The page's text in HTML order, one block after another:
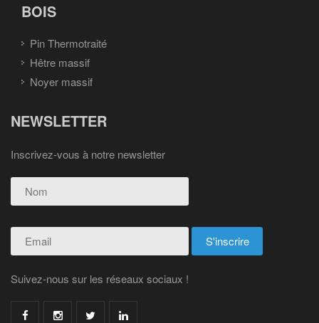
BOIS
Pin Thermotraité
Hêtre massif
Noyer massif
NEWSLETTER
Inscrivez-vous à notre newsletter
Suivez-nous sur les réseaux sociaux !